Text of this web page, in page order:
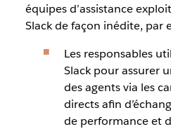
équipes d’assistance
Slack de façon inédite, par
Les responsables
Slack pour assurer
des agents via les
directs afin
de performance et